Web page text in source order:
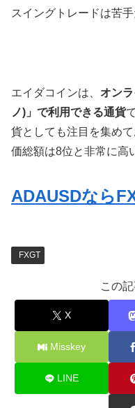
スイングトレードは苦
エイダコインは、 オン
ノ)」で利用できる通貨
貨としても注目を集め
価総額は8位と非常に高
ADAUSDなら
FXGT
この
X
Misskey
LINE